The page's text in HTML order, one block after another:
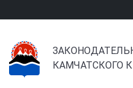
КАМЧАТСКОГО